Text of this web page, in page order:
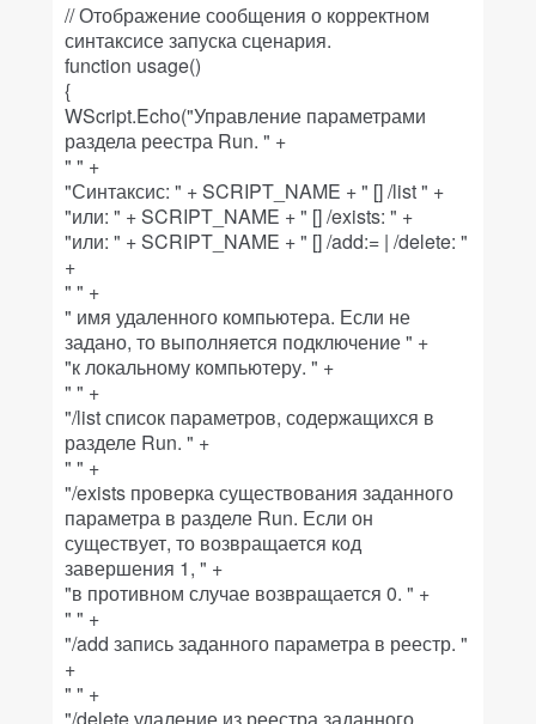
// Отображение сообщения о корректном
синтаксисе запуска сценария.
function usage()
{
WScript.Echo("Управление параметрами
раздела реестра Run. " +
" " +
"Синтаксис: " + SCRIPT_NAME + " [] /list " +
"или: " + SCRIPT_NAME + " [] /exists: " +
"или: " + SCRIPT_NAME + " [] /add:= | /delete: "
+
" " +
" имя удаленного компьютера. Если не
задано, то выполняется подключение " +
"к локальному компьютеру. " +
" " +
"/list список параметров, содержащихся в
разделе Run. " +
" " +
"/exists проверка существования заданного
параметра в разделе Run. Если он
существует, то возвращается код
завершения 1, " +
"в противном случае возвращается 0. " +
" " +
"/add запись заданного параметра в реестр. "
+
" " +